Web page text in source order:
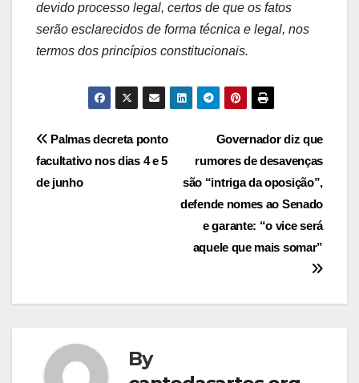
devido processo legal, certos de que os fatos
serão esclarecidos de forma técnica e legal, nos
termos dos princípios constitucionais.
Post
navigation
Governador diz que
rumores de desavenças
são “intriga da oposição”,
defende nomes ao Senado
e garante: “o vice será
aquele que mais somar”
Palmas decreta ponto
facultativo nos dias 4 e 5
de junho
By